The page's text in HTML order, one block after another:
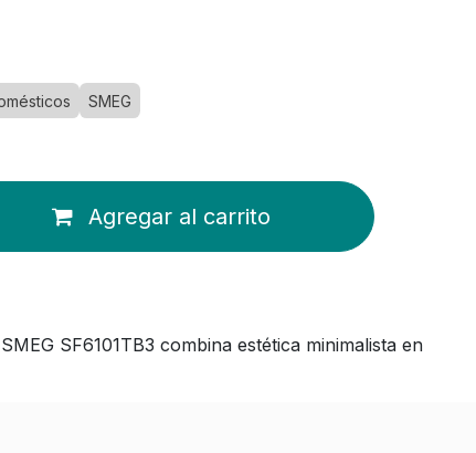
SMEG
Agregar al carrito
SF6101TB3 combina estética minimalista en